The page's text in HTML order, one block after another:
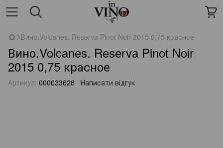
Вино.Volcanes. Reserva Pinot Noir 2015 0,75 красное
Вино.Volcanes. Reserva Pinot Noir
2015 0,75 красное
Артикул: 000033628 Написати відгук